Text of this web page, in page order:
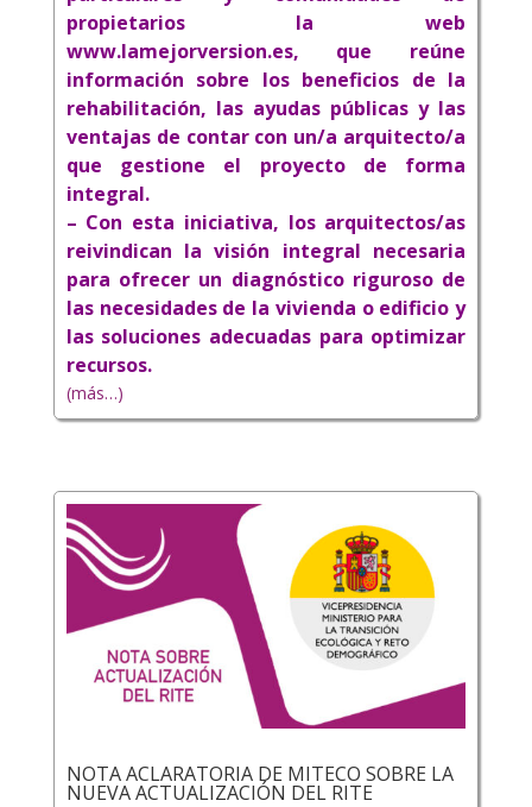
propietarios la web
www.lamejorversion.es, que reúne
información sobre los beneficios de la
rehabilitación, las ayudas públicas y las
ventajas de contar con un/a arquitecto/a
que gestione el proyecto de forma
integral.
– Con esta iniciativa, los arquitectos/as
reivindican la visión integral necesaria
para ofrecer un diagnóstico riguroso de
las necesidades de la vivienda o edificio y
las soluciones adecuadas para optimizar
recursos.
(más…)
NOTA ACLARATORIA DE MITECO SOBRE LA
NUEVA ACTUALIZACIÓN DEL RITE